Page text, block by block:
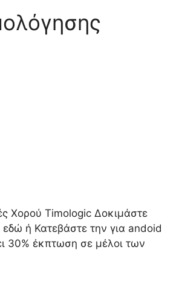
Χορού Timologic Δοκιμάστε
ή Κατεβάστε την για andoid
30% έκπτωση σε μέλοι των